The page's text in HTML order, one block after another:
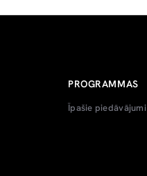
PROGRAMMAS
Īpašie piedāvājumi